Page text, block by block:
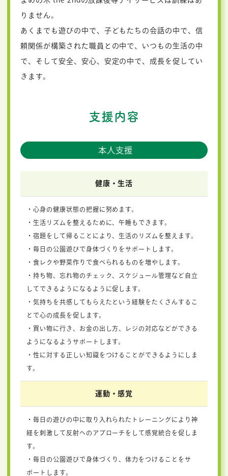
りません。
あくまでも遊びの中で、子どもたちの会話の中で、信
頼関係が構築された職員との中で、いつもの生活の中
で、そして安全、安心、安定の中で、成長を促してい
きます。
支援内容
本人支援
健康・生活
・心身の健康状態の把握に努めます。
・生活リズムを整えるために、午睡もできます。
・宿題をして帰ることにより、生活のリズムを整えます。
・毎日の公園遊びで身体づくりをサポートします。
・食レクや野菜作りで食べられるものを増やします。
・持ち物、忘れ物のチェック、スケジュール管理など自立
してできるようになるように促します。
・気持ちを共感してもらえたという経験をたくさんするこ
とで心の成長を促します。
・買い物に行き、お金の出し方、レジの対応などができる
ようになるようサポートします。
・性に対する正しい知識をつけることができるようにしま
す。
運動・感覚
・毎日の遊びの中に取り入れられたトレーニングにより神
経を刺激して反射へのアプローチをして感覚統合を促しま
す。
・毎日の公園遊びで身体づくり、体力をつけることをサ
ポートします。